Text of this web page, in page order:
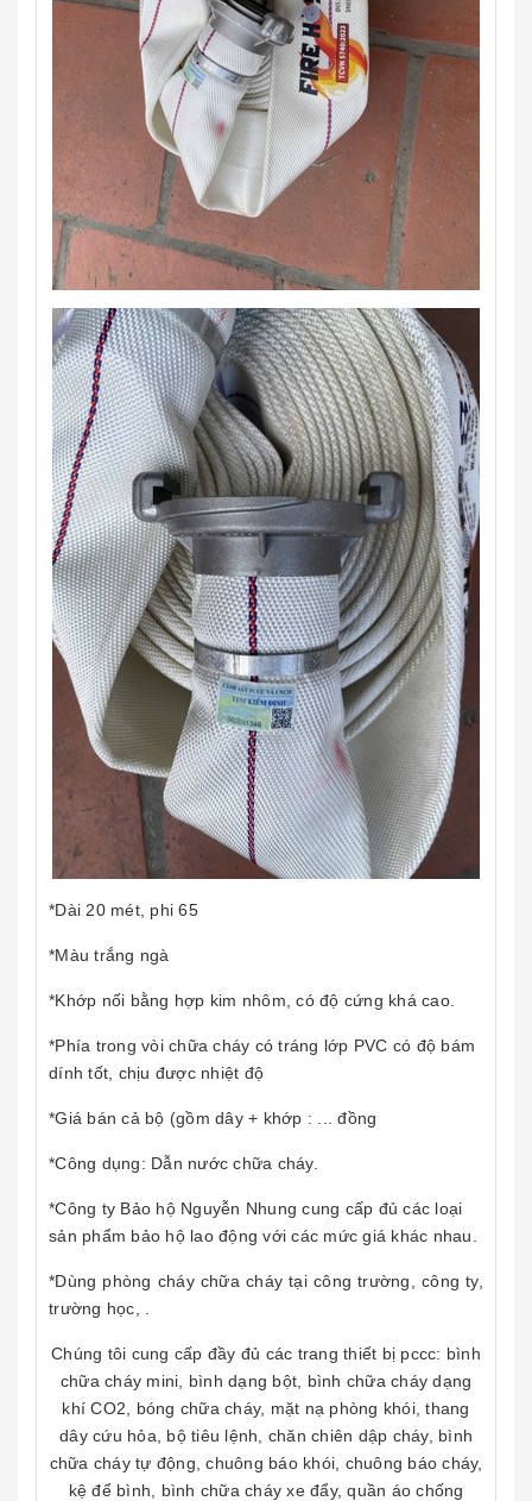
*Dài 20 mét, phi 65
*Màu trắng ngà
*Khớp nối bằng hợp kim nhôm, có độ cứng khá cao.
*Phía trong vòi chữa cháy có tráng lớp PVC có độ bám
dính tốt, chịu được nhiệt độ
*Giá bán cả bộ (gồm dây + khớp : ... đồng
*Công dụng: Dẫn nước chữa cháy.
*Công ty Bảo hộ Nguyễn Nhung cung cấp đủ các loại
sản phẩm bảo hộ lao động với các mức giá khác nhau.
*Dùng phòng cháy chữa cháy tại công trường, công ty,
trường học, .
Chúng tôi cung cấp đầy đủ các trang thiết bị pccc: bình
chữa cháy mini, bình dạng bột, bình chữa cháy dạng
khí CO2, bóng chữa cháy, mặt nạ phòng khói, thang
dây cứu hỏa, bộ tiêu lệnh, chăn chiên dập cháy, bình
chữa cháy tự động, chuông báo khói, chuông báo cháy,
kệ để bình, bình chữa cháy xe đẩy, quần áo chống